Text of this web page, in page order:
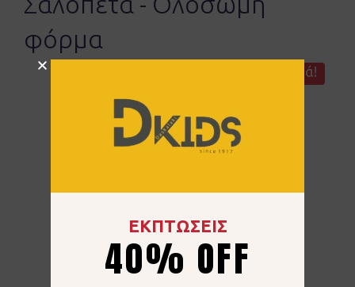
φόρμα
Προσφορά!
ΕΚΠΤΩΣΕΙΣ
40% OFF